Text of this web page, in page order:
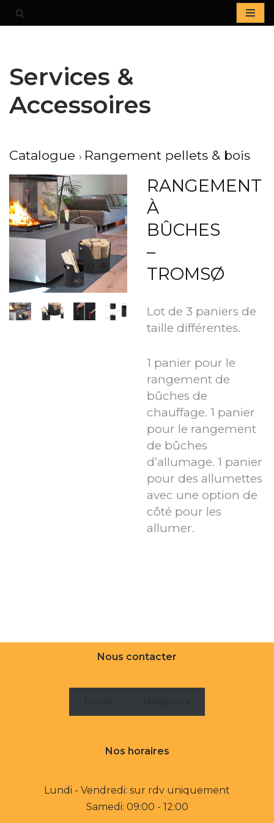
contenu
Services &
Accessoires
Catalogue Rangement pellets & bois
RANGEMENT
À
BÛCHES
–
TROMSØ
Lot de 3 paniers de
taille différentes.
1 panier pour le
rangement de
bûches de
chauffage. 1 panier
pour le rangement
de bûches
d’allumage. 1 panier
pour des allumettes
avec une option de
côté pour les
allumer.
Nous contacter
Nos horaires
Lundi - Vendredi: sur rdv uniquement
Samedi: 09:00 - 12:00